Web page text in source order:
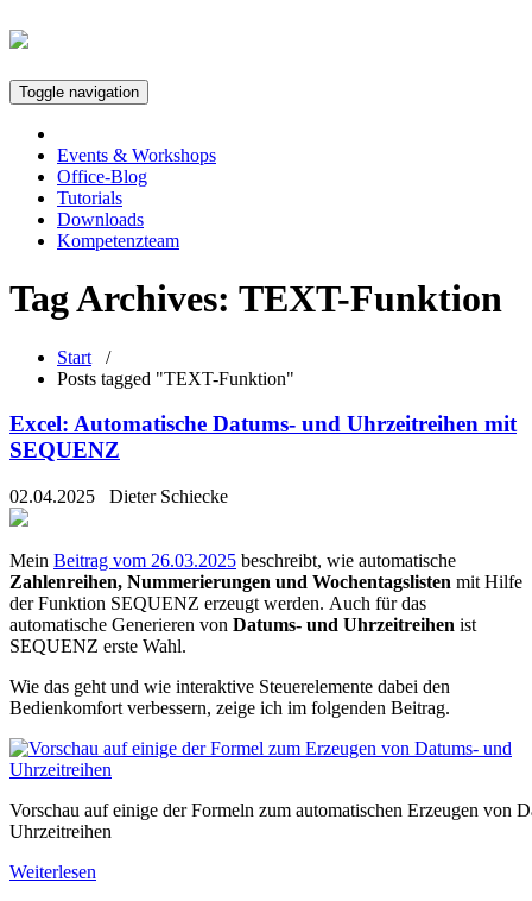
Toggle navigation
Events & Workshops
Office-Blog
Tutorials
Downloads
Kompetenzteam
Tag Archives: TEXT-Funktion
Start /
Posts tagged "TEXT-Funktion"
Excel: Automatische Datums- und Uhrzeitreihen mit
SEQUENZ
02.04.2025 Dieter Schiecke
Mein Beitrag vom 26.03.2025 beschreibt, wie automatische
Zahlenreihen, Nummerierungen und Wochentagslisten mit Hilfe
der Funktion SEQUENZ erzeugt werden. Auch für das
automatische Generieren von Datums- und Uhrzeitreihen ist
SEQUENZ erste Wahl.
Wie das geht und wie interaktive Steuerelemente dabei den
Bedienkomfort verbessern, zeige ich im folgenden Beitrag.
Vorschau auf einige der Formeln zum automatischen Erzeugen von
Uhrzeitreihen
Weiterlesen